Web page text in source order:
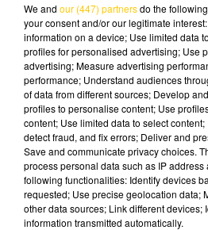
Lecture (4 min 29 sec)
8 juillet 2026 - 4 min 29 sec
L'INFO DU TARN DU
L'info du Tarn
We and our (447) partnersdo the
your consent and/or our legitimate
information on a device; Use limited data
profiles for personalised advertising; Use
advertising; Measure advertising
performance; Understand audiences
of data from different sources; Develop
profiles to personalise content; Use
content; Use limited data to select
detect fraud, and fix errors; Deliver and
Save and communicate privacy choices.
process personal data such as IP
following functionalities: Identify devices
requested; Use precise geolocation data;
other data sources; Link different devices;
information transmitted automatically.